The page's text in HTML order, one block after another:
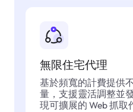
無限住宅代理
基於頻寬的計費提供
量，支援靈活調整並
現可擴展的 Web 抓取